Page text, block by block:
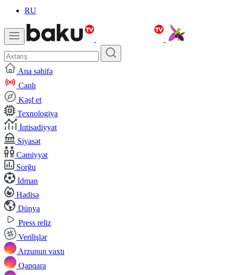
RU
Ana səhifə
Canlı
Kəşf et
Texnologiya
İqtisadiyyat
Siyasət
Cəmiyyət
Sorğu
İdman
Hadisə
Dünya
Press reliz
Verilişlər
Arzunun vaxtı
Qapqara